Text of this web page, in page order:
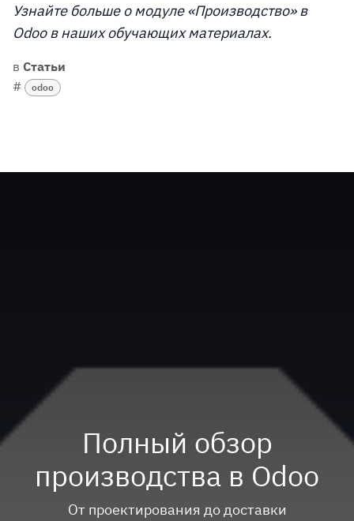
Узнайте больше о модуле «Производство» в
Odoo в наших обучающих материалах.
в Статьи
#
odoo
Полный обзор
производства в Odoo
От проектирования до доставки